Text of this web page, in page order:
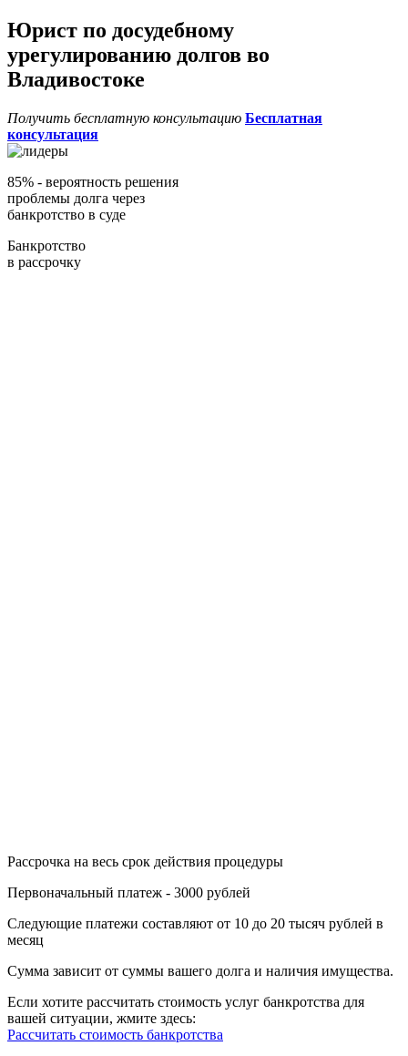
Юрист по досудебному
урегулированию долгов во
Владивостоке
Получить бесплатную консультацию Бесплатная
консультация
85% - вероятность решения
проблемы долга через
банкротство в суде
Банкротство
в рассрочку
Рассрочка на весь срок действия процедуры
Первоначальный платеж - 3000 рублей
Следующие платежи составляют от 10 до 20 тысяч рублей в
месяц
Сумма зависит от суммы вашего долга и наличия имущества.
Если хотите рассчитать стоимость услуг банкротства для
вашей ситуации, жмите здесь:
Рассчитать стоимость банкротства